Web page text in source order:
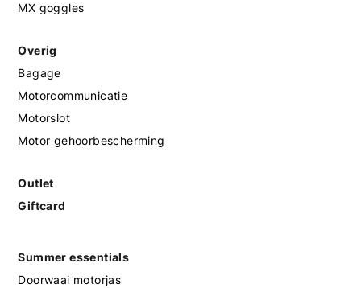
MX goggles
Overig
Bagage
Motorcommunicatie
Motorslot
Motor gehoorbescherming
Outlet
Giftcard
Summer essentials
Doorwaai motorjas